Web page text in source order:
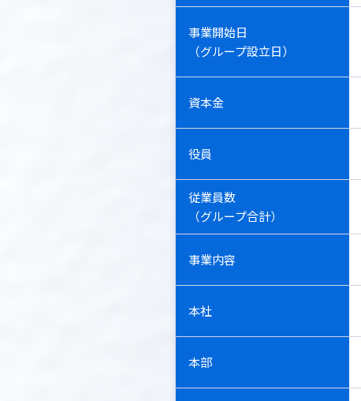
事業開始日
（グループ設立日）
資本金
役員
従業員数
（グループ合計）
事業内容
本社
本部